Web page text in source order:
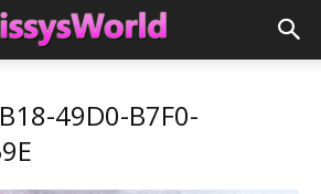
49D0-B7F0-